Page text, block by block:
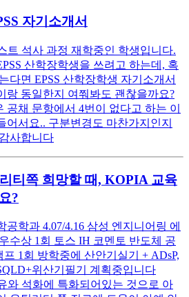
자기소개서
트 석사 과정 재학중인 학생입니다.
산학장학생을 쓰려고 하는데, 혹
다면 EPSS 산학장학생 자기소개서
랑 동일한지 여쭤봐도 괜찮을까요?
공채 문항에서 4번이 없다고 하는 이
어서요.. 구분변경도 마찬가지인지
사합니다
티쪽 희망할 때, KOPIA 교육
?
공학과 4.07/4.16 삼성 엔지니어링 에
수상 1회 토스 IH 코멘토 반도체 공
1회 방학중에 산안기실기 + ADsP,
위산기필기 계획중입니다
와 석화에 특화되어있는 것으로 아